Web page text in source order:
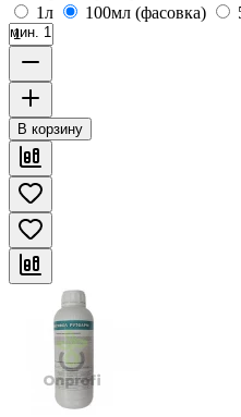
1л
100мл (фасовка)
мин. 1
В корзину